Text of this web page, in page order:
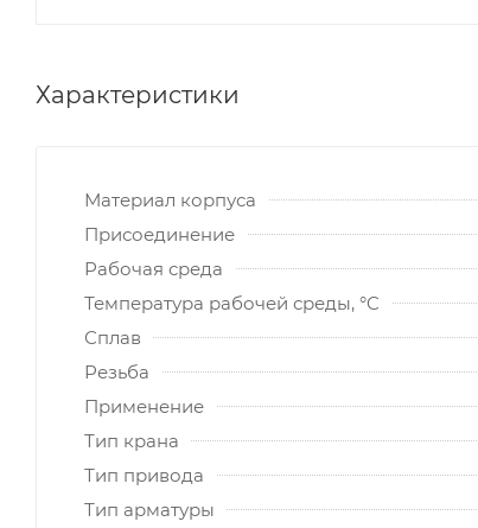
Характеристики
Материал корпуса
Присоединение
Рабочая среда
Температура рабочей среды, °C
Сплав
Резьба
Применение
Тип крана
Тип привода
Тип арматуры